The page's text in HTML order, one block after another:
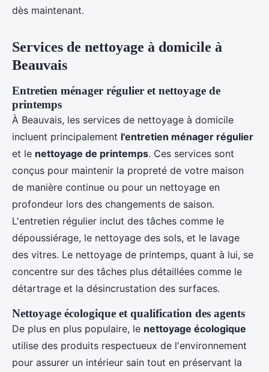
dès maintenant.
Services de nettoyage à domicile à
Beauvais
Entretien ménager régulier et nettoyage de
printemps
À Beauvais, les services de nettoyage à domicile
incluent principalement l'entretien ménager régulier
et le nettoyage de printemps. Ces services sont
conçus pour maintenir la propreté de votre maison
de manière continue ou pour un nettoyage en
profondeur lors des changements de saison.
L'entretien régulier inclut des tâches comme le
dépoussiérage, le nettoyage des sols, et le lavage
des vitres. Le nettoyage de printemps, quant à lui, se
concentre sur des tâches plus détaillées comme le
détartrage et la désincrustation des surfaces.
Nettoyage écologique et qualification des agents
De plus en plus populaire, le nettoyage écologique
utilise des produits respectueux de l'environnement
pour assurer un intérieur sain tout en préservant la